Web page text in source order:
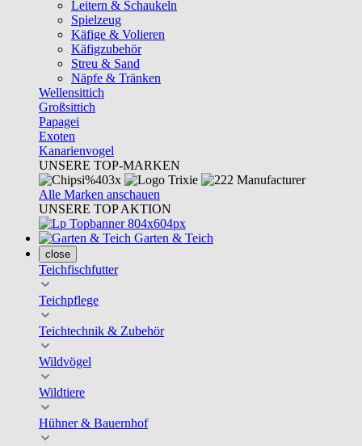
Leitern & Schaukeln
Spielzeug
Käfige & Volieren
Käfigzubehör
Streu & Sand
Näpfe & Tränken
Wellensittich
Großsittich
Papagei
Exoten
Kanarienvogel
UNSERE TOP-MARKEN
Alle Marken anschauen
UNSERE TOP AKTION
Garten & Teich
close
Teichfischfutter
Teichpflege
Teichtechnik & Zubehör
Wildvögel
Wildtiere
Hühner & Bauernhof